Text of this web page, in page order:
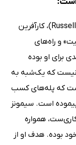
نگاهی به زندگی راسل سیمونز (Russell Simmons)، کارآفرین
و راه‌های
برای او بوده
نیست که یک‌شبه به
که پله‌های کسب
است. سیمونز
همواره
بوده. هدف او از